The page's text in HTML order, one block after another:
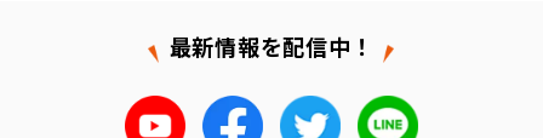
最新情報を配信中！